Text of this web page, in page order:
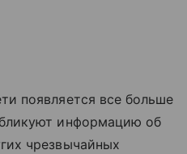
появляется все больше
информацию об
чрезвычайных